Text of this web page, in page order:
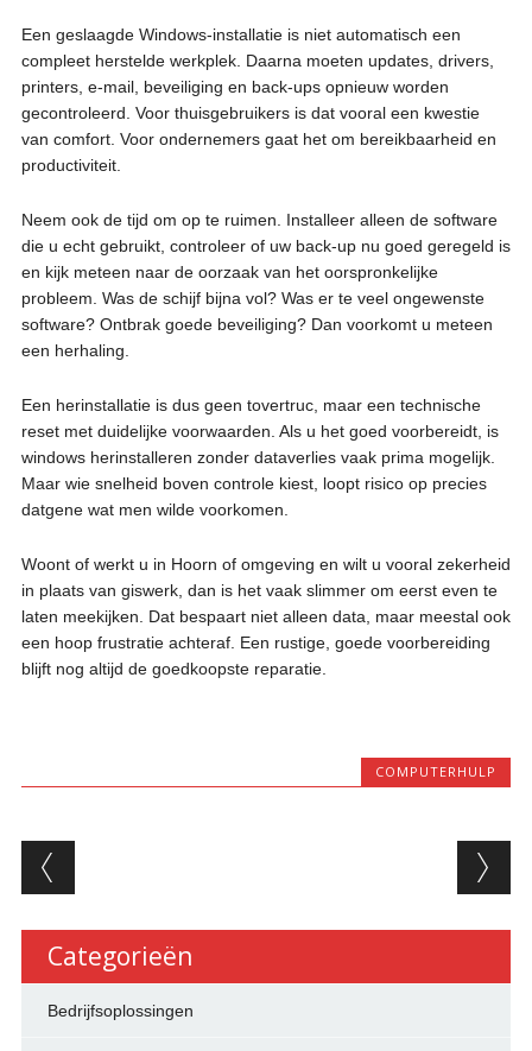
Een geslaagde Windows-installatie is niet automatisch een
compleet herstelde werkplek. Daarna moeten updates, drivers,
printers, e-mail, beveiliging en back-ups opnieuw worden
gecontroleerd. Voor thuisgebruikers is dat vooral een kwestie
van comfort. Voor ondernemers gaat het om bereikbaarheid en
productiviteit.
Neem ook de tijd om op te ruimen. Installeer alleen de software
die u echt gebruikt, controleer of uw back-up nu goed geregeld is
en kijk meteen naar de oorzaak van het oorspronkelijke
probleem. Was de schijf bijna vol? Was er te veel ongewenste
software? Ontbrak goede beveiliging? Dan voorkomt u meteen
een herhaling.
Een herinstallatie is dus geen tovertruc, maar een technische
reset met duidelijke voorwaarden. Als u het goed voorbereidt, is
windows herinstalleren zonder dataverlies vaak prima mogelijk.
Maar wie snelheid boven controle kiest, loopt risico op precies
datgene wat men wilde voorkomen.
Woont of werkt u in Hoorn of omgeving en wilt u vooral zekerheid
in plaats van giswerk, dan is het vaak slimmer om eerst even te
laten meekijken. Dat bespaart niet alleen data, maar meestal ook
een hoop frustratie achteraf. Een rustige, goede voorbereiding
blijft nog altijd de goedkoopste reparatie.
COMPUTERHULP
Berichtnavigatie
Categorieën
Bedrijfsoplossingen